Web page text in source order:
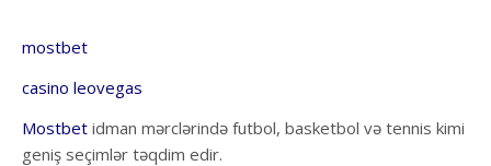
mostbet
casino leovegas
Mostbet idman mərclərində futbol, basketbol və tennis kimi
geniş seçimlər təqdim edir.